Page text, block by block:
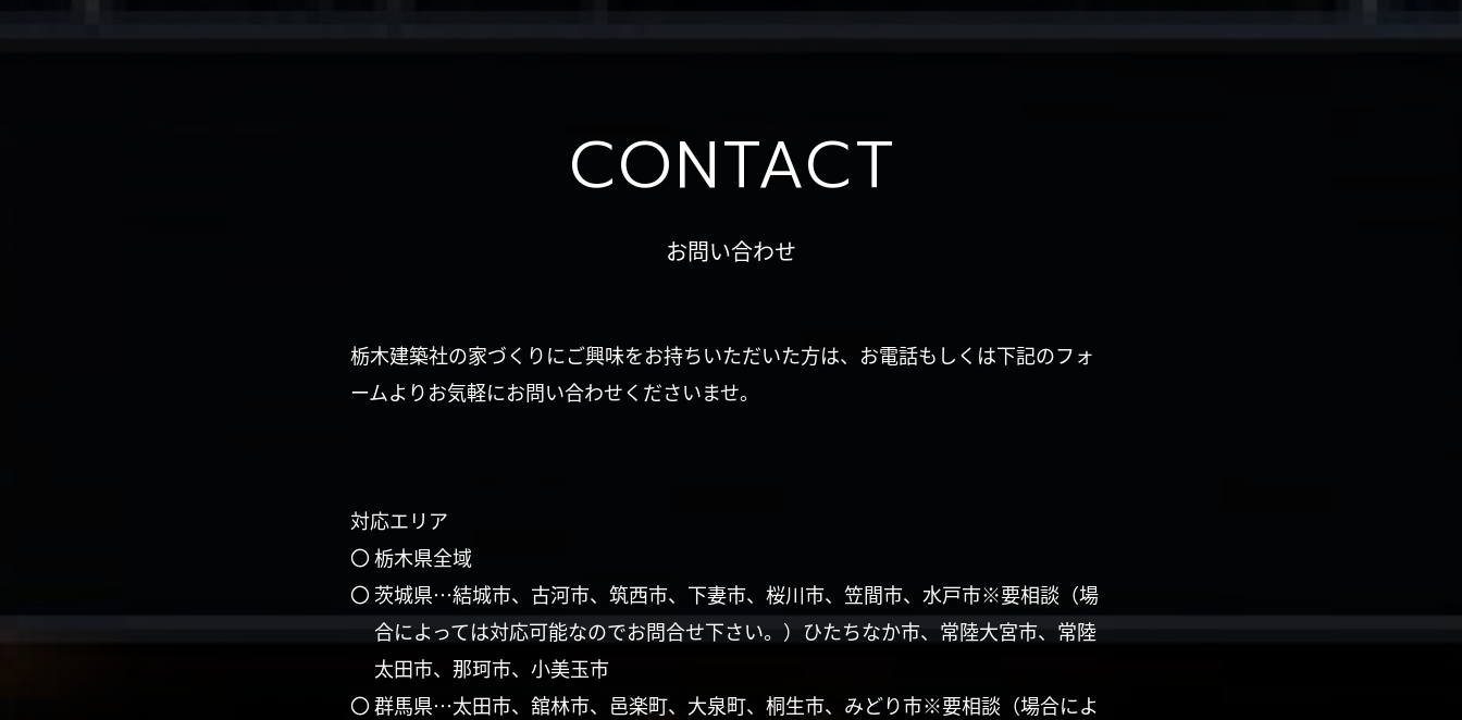
CONTACT
お問い合わせ
栃木建築社の家づくりにご興味をお持ちいただいた方は、お電話もしくは下記のフォ
ームよりお気軽にお問い合わせくださいませ。
対応エリア
〇 栃木県全域
〇 茨城県…結城市、古河市、筑西市、下妻市、桜川市、笠間市、水戸市※要相談（場
合によっては対応可能なのでお問合せ下さい。）ひたちなか市、常陸大宮市、常陸
太田市、那珂市、小美玉市
〇 群馬県…太田市、舘林市、邑楽町、大泉町、桐生市、みどり市※要相談（場合によ